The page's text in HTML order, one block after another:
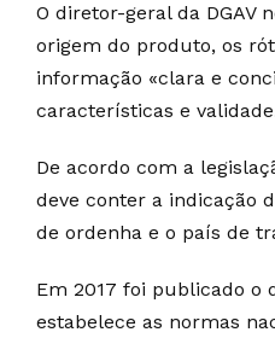
O diretor-geral da DGAV
origem do produto, os
informação «clara e
características e
De acordo com a
deve conter a indicação
de ordenha e o país de
Em 2017 foi publicado o
estabelece as normas